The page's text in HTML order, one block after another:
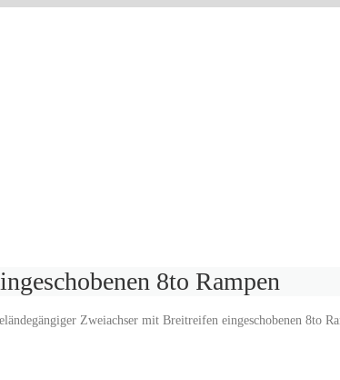
8to Rampen
Zweiachser mit Breitreifen eingeschobenen 8to